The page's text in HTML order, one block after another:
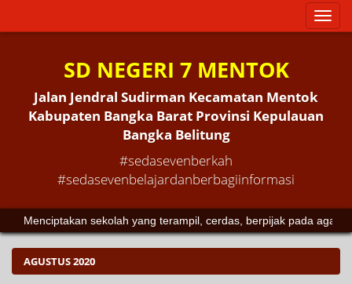
Toggle
SD NEGERI 7 MENTOK
Jalan Jendral Sudirman Kecamatan Mentok
Kabupaten Bangka Barat Provinsi Kepulauan
Bangka Belitung
#sedasevenberkah
#sedasevenbelajardanberbagiinformasi
Menciptakan sekolah yang terampil, cerdas, berpijak pada
AGUSTUS 2020